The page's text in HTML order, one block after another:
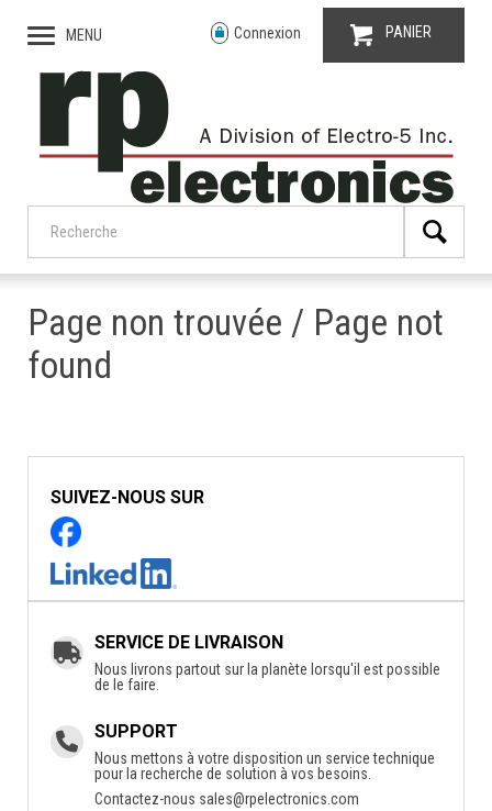
MENU Connexion PANIER
Page non trouvée / Page not
found
SUIVEZ-NOUS SUR
SERVICE DE LIVRAISON
Nous livrons partout sur la planète lorsqu'il est possible
de le faire.
SUPPORT
Nous mettons à votre disposition un service technique
pour la recherche de solution à vos besoins.
Contactez-nous sales@rpelectronics.com